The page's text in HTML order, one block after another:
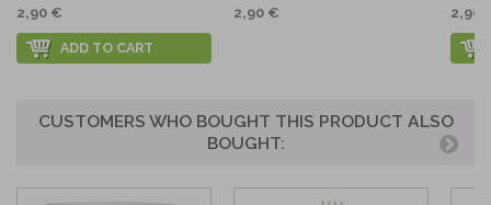
2,90 €
ADD TO CART
2,90 € 2,90
CUSTOMERS WHO BOUGHT THIS PRODUCT ALSO
BOUGHT: